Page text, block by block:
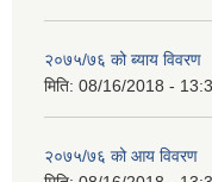
२०७५/७६ को ब्याय विवरण
मिति: 08/16/2018 -
२०७५/७६ को आय विवरण